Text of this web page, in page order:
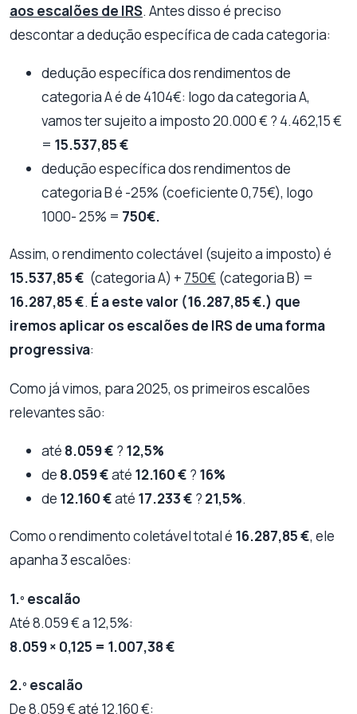
aos escalões de IRS. Antes disso é preciso
descontar a dedução específica de cada categoria:
dedução específica dos rendimentos de
categoria A é de 4104€: logo da categoria A,
vamos ter sujeito a imposto 20.000 € ? 4.462,15 €
= 15.537,85 €
dedução específica dos rendimentos de
categoria B é -25% (coeficiente 0,75€), logo
1000- 25% = 750€.
Assim, o rendimento colectável (sujeito a imposto) é
15.537,85 € (categoria A) + 750€ (categoria B) =
16.287,85 €. É a este valor (16.287,85 €.) que
iremos aplicar os escalões de IRS de uma forma
progressiva:
Como já vimos, para 2025, os primeiros escalões
relevantes são:
até 8.059 € ? 12,5%
de 8.059 €até 12.160 € ? 16%
de 12.160 €até 17.233 € ? 21,5%.
Como o rendimento coletável total é 16.287,85 €, ele
apanha 3 escalões:
1.º escalão
Até 8.059 € a 12,5%:
8.059 × 0,125 = 1.007,38 €
2.º escalão
De 8.059 € até 12.160 €: